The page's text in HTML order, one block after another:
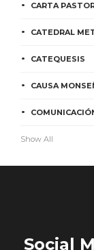
CARTA
CATEDRAL
CATEQUESIS
CAUSA
Show All
Social